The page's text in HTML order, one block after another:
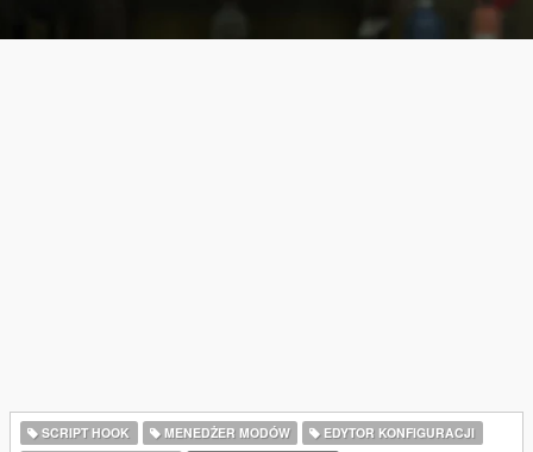
SCRIPT HOOK MENEDŻER MODÓW
EDYTOR KONFIGURACJI